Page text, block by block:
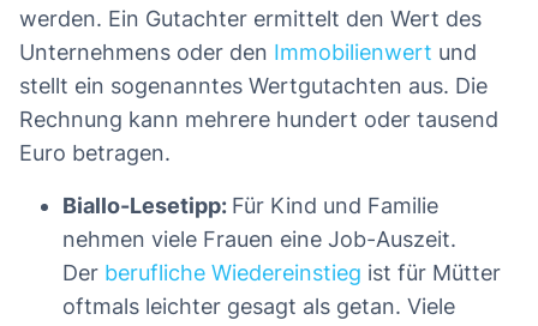
werden. Ein Gutachter ermittelt den Wert des
Unternehmens oder den Immobilienwert und
stellt ein sogenanntes Wertgutachten aus. Die
Rechnung kann mehrere hundert oder tausend
Euro betragen.
Biallo-Lesetipp: Für Kind und Familie
nehmen viele Frauen eine Job-Auszeit.
Der berufliche Wiedereinstieg ist für Mütter
oftmals leichter gesagt als getan. Viele